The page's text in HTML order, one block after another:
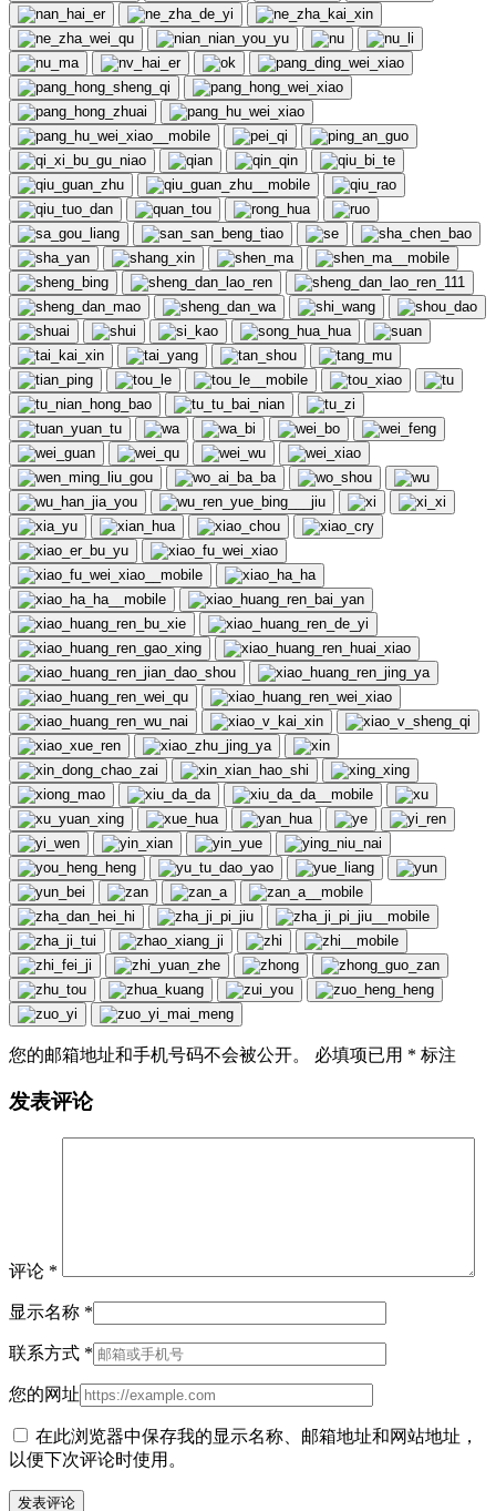
您的邮箱地址和手机号码不会被公开。 必填项已用 * 标注
发表评论
评论 *
显示名称 *
联系方式 *
您的网址
在此浏览器中保存我的显示名称、邮箱地址和网站地址，
以便下次评论时使用。